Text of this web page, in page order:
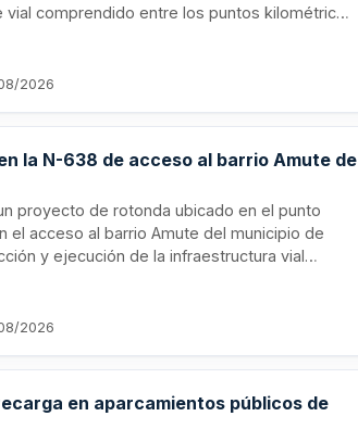
comprendido entre los puntos kilométricos
la seguridad y funcionalidad de la
2026
la N-638 de acceso al barrio Amute de
proyecto de rotonda ubicado en el punto
el acceso al barrio Amute del municipio de
y ejecución de la infraestructura vial
esta solución de tráfico.
2026
en aparcamientos públicos de